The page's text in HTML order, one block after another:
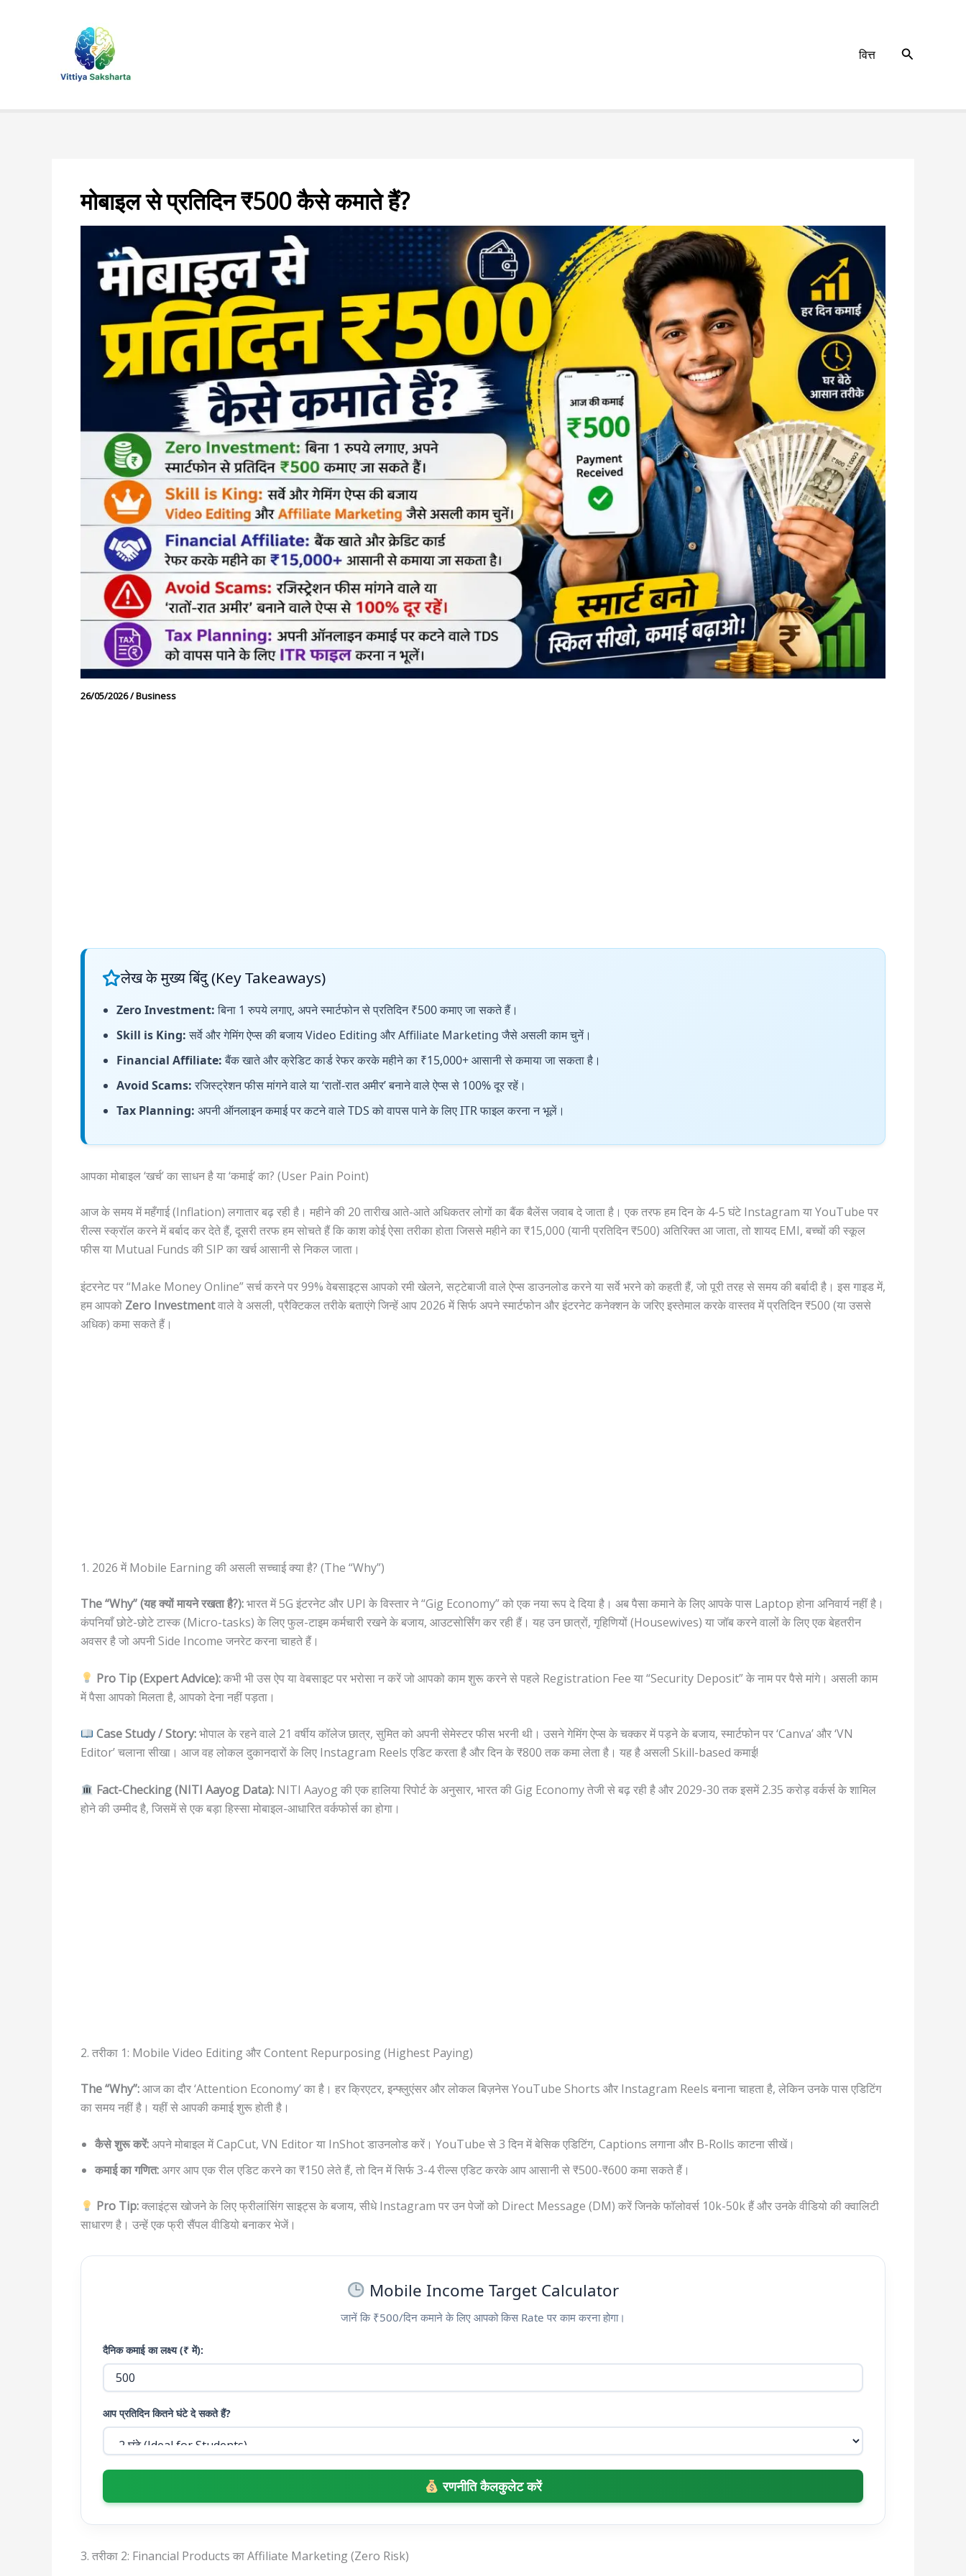
वित्त Search
मोबाइल से प्रतिदिन ₹500 कैसे कमाते हैं?
26/05/2026/Business
लेख के मुख्य बिंदु (Key Takeaways)
Zero Investment:बिना 1 रुपये लगाए, अपने स्मार्टफोन से प्रतिदिन ₹500 कमाए जा सकते हैं।
Skill is King:सर्वे और गेमिंग ऐप्स की बजाय Video Editing और Affiliate Marketing जैसे असली काम चुनें।
Financial Affiliate:बैंक खाते और क्रेडिट कार्ड रेफर करके महीने का ₹15,000+ आसानी से कमाया जा सकता है।
Avoid Scams:रजिस्ट्रेशन फीस मांगने वाले या ‘रातों-रात अमीर’ बनाने वाले ऐप्स से 100% दूर रहें।
Tax Planning: अपनी ऑनलाइन कमाई पर कटने वाले TDS को वापस पाने के लिए ITR फाइल करना न भूलें।
आपका मोबाइल ‘खर्च’ का साधन है या ‘कमाई’ का? (User Pain Point)
आज के समय में महँगाई (Inflation) लगातार बढ़ रही है। महीने की 20 तारीख आते-आते अधिकतर लोगों का बैंक बैलेंस जवाब दे जाता है। एक तरफ हम दिन के 4-5 घंटे Instagram या YouTube पर
रील्स स्क्रॉल करने में बर्बाद कर देते हैं, दूसरी तरफ हम सोचते हैं कि काश कोई ऐसा तरीका होता जिससे महीने का ₹15,000 (यानी प्रतिदिन ₹500) अतिरिक्त आ जाता, तो शायद EMI, बच्चों की स्कूल
फीस या Mutual Funds की SIP का खर्च आसानी से निकल जाता।
इंटरनेट पर “Make Money Online” सर्च करने पर 99% वेबसाइट्स आपको रमी खेलने, सट्टेबाजी वाले ऐप्स डाउनलोड करने या सर्वे भरने को कहती हैं, जो पूरी तरह से समय की बर्बादी है। इस गाइड में,
हम आपको Zero Investmentवाले वे असली, प्रैक्टिकल तरीके बताएंगे जिन्हें आप 2026 में सिर्फ अपने स्मार्टफोन और इंटरनेट कनेक्शन के जरिए इस्तेमाल करके वास्तव में प्रतिदिन ₹500 (या उससे
अधिक) कमा सकते हैं।
1. 2026 में Mobile Earning की असली सच्चाई क्या है? (The “Why”)
The “Why” (यह क्यों मायने रखता है?):भारत में 5G इंटरनेट और UPI के विस्तार ने “Gig Economy” को एक नया रूप दे दिया है। अब पैसा कमाने के लिए आपके पास Laptop होना अनिवार्य नहीं है।
कंपनियाँ छोटे-छोटे टास्क (Micro-tasks) के लिए फुल-टाइम कर्मचारी रखने के बजाय, आउटसोर्सिंग कर रही हैं। यह उन छात्रों, गृहिणियों (Housewives) या जॉब करने वालों के लिए एक बेहतरीन
अवसर है जो अपनी Side Income जनरेट करना चाहते हैं।
Pro Tip (Expert Advice):कभी भी उस ऐप या वेबसाइट पर भरोसा न करें जो आपको काम शुरू करने से पहले Registration Fee या “Security Deposit” के नाम पर पैसे मांगे। असली काम
में पैसा आपको मिलता है, आपको देना नहीं पड़ता।
Case Study / Story:भोपाल के रहने वाले 21 वर्षीय कॉलेज छात्र, सुमित को अपनी सेमेस्टर फीस भरनी थी। उसने गेमिंग ऐप्स के चक्कर में पड़ने के बजाय, स्मार्टफोन पर ‘Canva’ और ‘VN
Editor’ चलाना सीखा। आज वह लोकल दुकानदारों के लिए Instagram Reels एडिट करता है और दिन के ₹800 तक कमा लेता है। यह है असली Skill-based कमाई!
Fact-Checking (NITI Aayog Data): NITI Aayog की एक हालिया रिपोर्ट के अनुसार, भारत की Gig Economy तेजी से बढ़ रही है और 2029-30 तक इसमें 2.35 करोड़ वर्कर्स के शामिल
होने की उम्मीद है, जिसमें से एक बड़ा हिस्सा मोबाइल-आधारित वर्कफोर्स का होगा।
2. तरीका 1: Mobile Video Editing और Content Repurposing (Highest Paying)
The “Why”:आज का दौर ‘Attention Economy’ का है। हर क्रिएटर, इन्फ्लुएंसर और लोकल बिज़नेस YouTube Shorts और Instagram Reels बनाना चाहता है, लेकिन उनके पास एडिटिंग
का समय नहीं है। यहीं से आपकी कमाई शुरू होती है।
कैसे शुरू करें:अपने मोबाइल में CapCut, VN Editor या InShot डाउनलोड करें। YouTube से 3 दिन में बेसिक एडिटिंग, Captions लगाना और B-Rolls काटना सीखें।
कमाई का गणित:अगर आप एक रील एडिट करने का ₹150 लेते हैं, तो दिन में सिर्फ 3-4 रील्स एडिट करके आप आसानी से ₹500-₹600 कमा सकते हैं।
Pro Tip:क्लाइंट्स खोजने के लिए फ्रीलांसिंग साइट्स के बजाय, सीधे Instagram पर उन पेजों को Direct Message (DM) करें जिनके फॉलोवर्स 10k-50k हैं और उनके वीडियो की क्वालिटी
साधारण है। उन्हें एक फ्री सैंपल वीडियो बनाकर भेजें।
Mobile Income Target Calculator
जानें कि ₹500/दिन कमाने के लिए आपको किस Rate पर काम करना होगा।
दैनिक कमाई का लक्ष्य (₹ में):
आप प्रतिदिन कितने घंटे दे सकते हैं?
रणनीति कैलकुलेट करें
3. तरीका 2: Financial Products का Affiliate Marketing (Zero Risk)